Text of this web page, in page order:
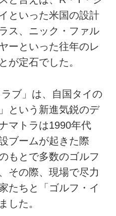
といった米国の設計
ス、ニック・ファル
ーといった往年のレ
が定石でした。
ブ」は、自国タイの
という新進気鋭のデ
マトラは1990年代
ブームが起きた際
もとで多数のゴルフ
その際、現場で尽力
たちと「ゴルフ・イ
した。